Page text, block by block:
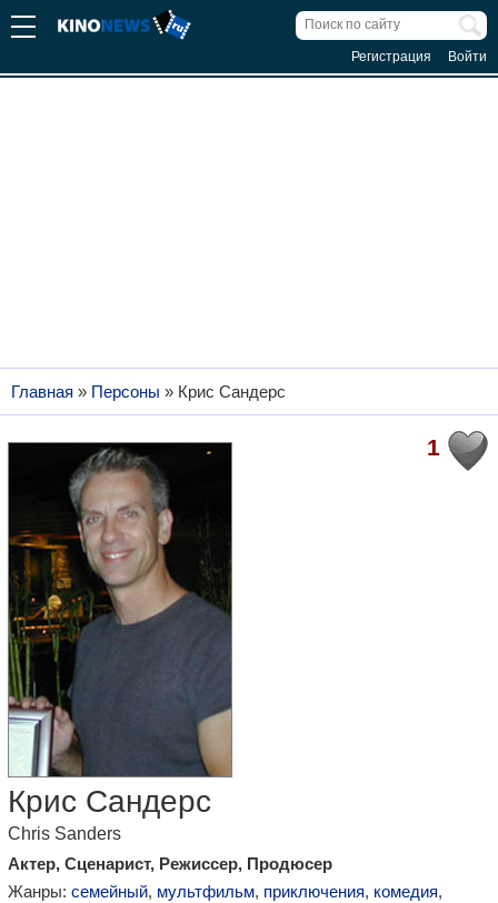
Регистрация Войти
Главная » Персоны » Крис Сандерс
1
Крис Сандерс
Chris Sanders
Актер, Сценарист, Режиссер, Продюсер
Жанры: семейный, мультфильм, приключения, комедия,